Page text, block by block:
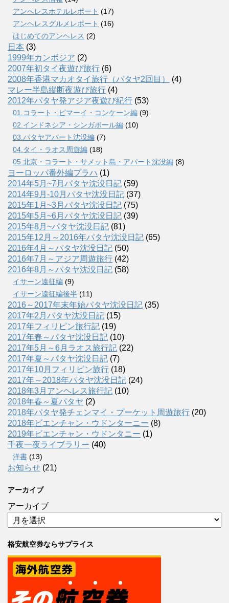
アンへレスホテルレポート (17)
アンヘレスグルメレポート (16)
はじめてのアンヘレス (2)
日本 (3)
1999年カンボジア (2)
2007年初タイ夜遊び旅行 (6)
2008年香港マカオタイ旅行（パタヤ2回目）
(4)
マレー半島縦断夜遊び旅行 (4)
2012年パタヤ発アジア夜遊び紀行 (53)
01.コラート・ピマーイ・コンケーン編 (9)
02.インドネシア・シンガポール編 (10)
03.パタヤアパート沈没編 (7)
04.タイ・ラオス周遊編 (18)
05.北京・コラート・サメット島・アパート沈没編 (8)
ヨーロッパ番外編プラハ (1)
2014年5月~7月パタヤ沈没日記 (59)
2014年9月-10月パタヤ沈没日記 (37)
2015年1月~3月パタヤ沈没日記 (75)
2015年5月~6月パタヤ沈没日記 (39)
2015年8月~パタヤ沈没日記 (81)
2015年12月～2016年パタヤ沈没日記 (65)
2016年4月～パタヤ沈没日記 (50)
2016年7月～アジア周遊旅行 (42)
2016年8月～パタヤ沈没日記 (58)
イサーン遠征編 (9)
イサーン遠征編後半 (11)
2016～2017年末年始パタヤ沈没日記 (35)
2017年2月パタヤ沈没日記 (15)
2017年フィリピン旅行記 (19)
2017年春～パタヤ沈没日記 (10)
2017年5月～6月ラオス旅行記 (22)
2017年夏～パタヤ沈没日記 (7)
2017年10月フィリピン旅行 (18)
2017年～2018年パタヤ沈没日記 (24)
2018年3月アンヘレス旅行記 (10)
2018年春～夏パタヤ (2)
2018年パタヤ発チェンマイ・プーケット周遊旅行 (20)
2018年ビエンチャン・ウドンターニー (8)
2019年ビエンチャン・ウドンタニー (1)
千夜一夜ライブラリー (40)
洋書 (13)
お知らせ (21)
アーカイブ
アーカイブ
格安航空券ならサプライス